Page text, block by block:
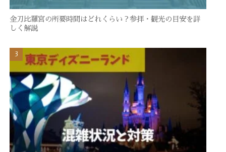
金刀比羅宮の所要時間はどれくらい？参拝・観光の目安を詳
しく解説